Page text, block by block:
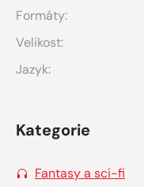
Formáty:
Velikost:
Jazyk:
Kategorie
Fantasy a sci-fi